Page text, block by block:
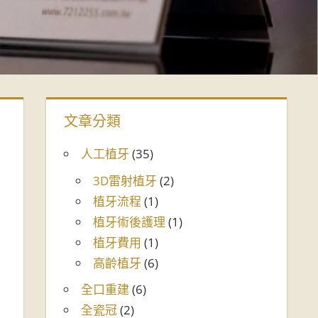
文章分類
人工植牙 (35)
3D雷射植牙 (2)
植牙流程 (1)
植牙術後護理 (1)
植牙費用 (1)
高齡植牙 (6)
全口重建 (6)
全瓷冠(2)